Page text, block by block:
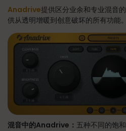
Anadrive提供区分业余和专业混音
供从透明增暖到创意破坏的所有功能。
混音中的Anadrive： 五种不同的饱